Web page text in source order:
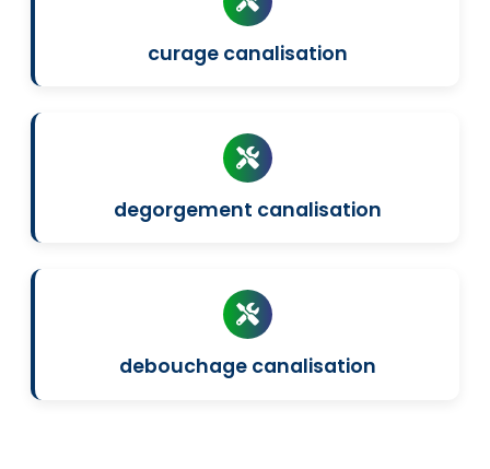
curage canalisation
degorgement canalisation
debouchage canalisation